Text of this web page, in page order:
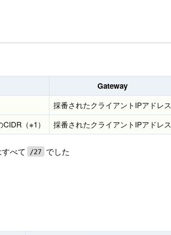
Gateway
採番されたクライアントIPアドレス
（※1） 採番されたクライアントIPアドレス
べて /27 でした